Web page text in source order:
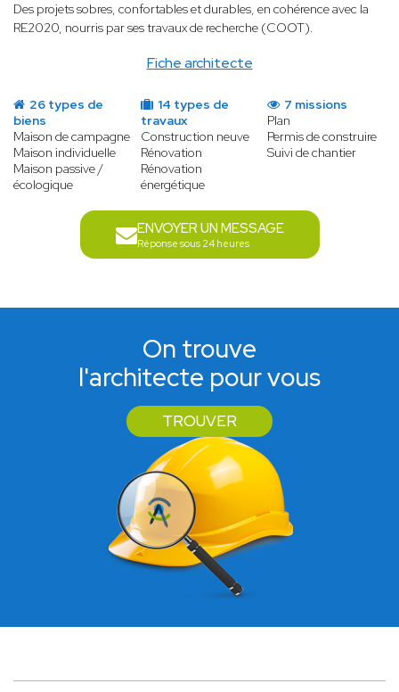
Fiche architecte
Des projets sobres, confortables et durables, en cohérence avec la
RE2020, nourris par ses travaux de recherche (COOT).
26 types de
biens
Maison de campagne
Maison individuelle
Maison passive /
écologique
14 types de
travaux
Construction neuve
Rénovation
Rénovation
énergétique
7 missions
Plan
Permis de construire
Suivi de chantier
ENVOYER UN MESSAGE
Réponse sous 24 heures
On trouve
l'architecte pour vous
TROUVER